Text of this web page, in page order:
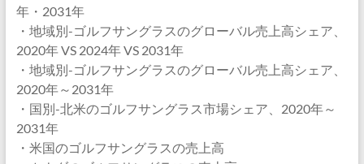
年・2031年
・地域別-ゴルフサングラスのグローバル売上高シェア、
2020年 VS 2024年 VS 2031年
・地域別-ゴルフサングラスのグローバル売上高シェア、
2020年～2031年
・国別-北米のゴルフサングラス市場シェア、2020年～
2031年
・米国のゴルフサングラスの売上高